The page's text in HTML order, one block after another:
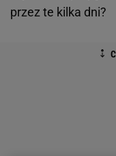
przez te kilka dni?